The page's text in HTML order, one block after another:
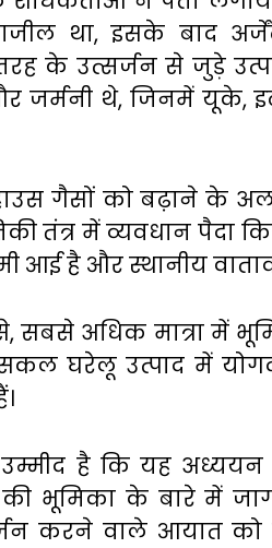
था, इसके बाद
के उत्सर्जन से जुड़े
जर्मनी थे, जिनमें यूके,
गैसों को बढ़ाने के
तंत्र में व्यवधान पैदा
है और स्थानीय
सबसे अधिक मात्रा में
घरेलू उत्पाद में
है कि यह अध्ययन
की भूमिका के बारे में
करने वाले आयात को